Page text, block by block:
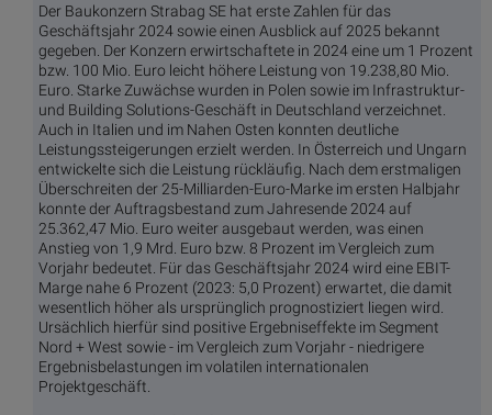
Der Baukonzern Strabag SE hat erste Zahlen für das
Geschäftsjahr 2024 sowie einen Ausblick auf 2025 bekannt
gegeben. Der Konzern erwirtschaftete in 2024 eine um 1 Prozent
bzw. 100 Mio. Euro leicht höhere Leistung von 19.238,80 Mio.
Euro. Starke Zuwächse wurden in Polen sowie im Infrastruktur-
und Building Solutions-Geschäft in Deutschland verzeichnet.
Auch in Italien und im Nahen Osten konnten deutliche
Leistungssteigerungen erzielt werden. In Österreich und Ungarn
entwickelte sich die Leistung rückläufig. Nach dem erstmaligen
Überschreiten der 25-Milliarden-Euro-Marke im ersten Halbjahr
konnte der Auftragsbestand zum Jahresende 2024 auf
25.362,47 Mio. Euro weiter ausgebaut werden, was einen
Anstieg von 1,9 Mrd. Euro bzw. 8 Prozent im Vergleich zum
Vorjahr bedeutet. Für das Geschäftsjahr 2024 wird eine EBIT-
Marge nahe 6 Prozent (2023: 5,0 Prozent) erwartet, die damit
wesentlich höher als ursprünglich prognostiziert liegen wird.
Ursächlich hierfür sind positive Ergebniseffekte im Segment
Nord + West sowie - im Vergleich zum Vorjahr - niedrigere
Ergebnisbelastungen im volatilen internationalen
Projektgeschäft.